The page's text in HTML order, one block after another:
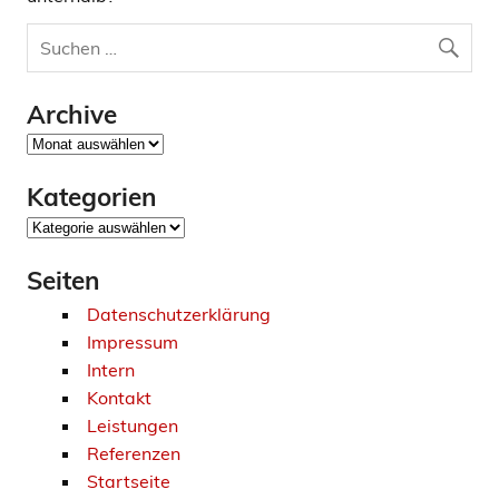
Archive
Archive
Kategorien
Kategorien
Seiten
Datenschutzerklärung
Impressum
Intern
Kontakt
Leistungen
Referenzen
Startseite